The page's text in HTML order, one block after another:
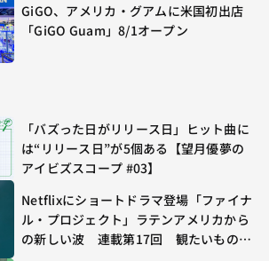
GiGO、アメリカ・グアムに米国初出店
「GiGO Guam」8/1オープン
「バズった日がリリース日」ヒット曲に
は“リリース日”が5個ある【望月優夢の
アイビズスコープ #03】
Netflixにショートドラマ登場「ファイナ
ル・プロジェクト」ラテンアメリカから
の新しい波 連載第17回 観たいものが